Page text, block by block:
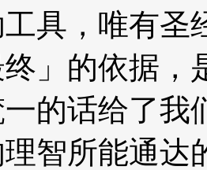
具，唯有圣
」的依据，
的话给了我
智所能通达